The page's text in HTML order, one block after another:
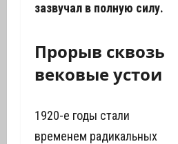
зазвучал в полную силу.
Прорыв сквозь
вековые устои
1920-е годы стали
временем радикальных